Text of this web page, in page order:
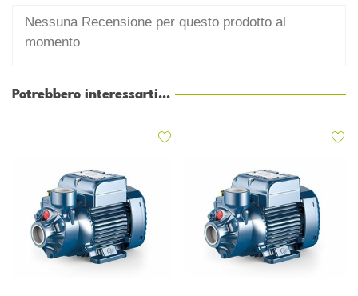
Nessuna Recensione per questo prodotto al
momento
Potrebbero interessarti...